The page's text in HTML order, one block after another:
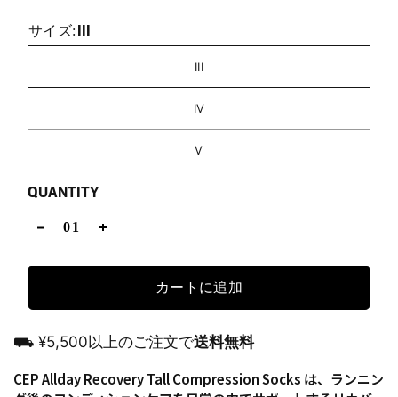
サイズ: III
III
IV
V
QUANTITY
カートに追加
⛟ ¥5,500以上のご注文で送料無料
CEP Allday Recovery Tall Compression Socks は、ランニン